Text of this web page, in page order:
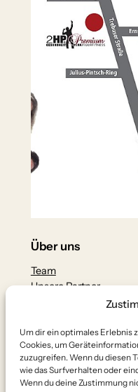
Um dir ein optimales Erlebnis
Cookies, um
zuzugreifen. Wenn du diesen
wie das Surfverhalten oder
Wenn du deine Zustimmung
Über uns
Team
Unsere Partner
Datenschutzerklärung
Impressum
Kontakt